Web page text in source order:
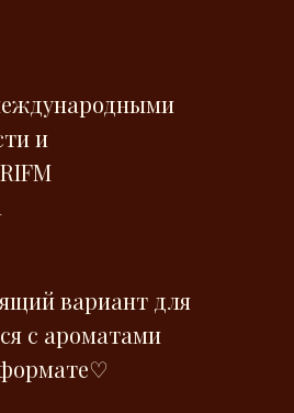
и
вариант для
с ароматами